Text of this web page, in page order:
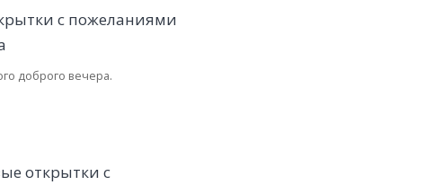
доброго вечера.